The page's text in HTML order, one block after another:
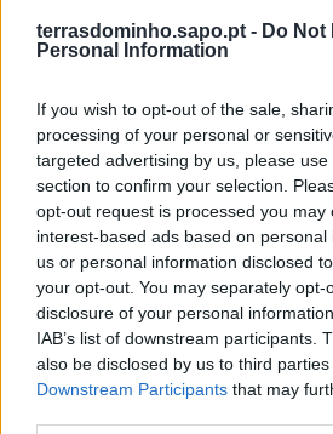
terrasdominho.sapo.pt - Do Not
Personal Information
If you wish to opt-out of the sale,
processing of your personal or
targeted advertising by us, please
section to confirm your selection.
opt-out request is processed you may
interest-based ads based on
us or personal information disclosed
your opt-out. You may separately opt-
disclosure of your personal
IAB’s list of downstream participants.
also be disclosed by us to third
Downstream Participants that may
Atletas arcuenses sagram-se
International Championship de
4/08/2026